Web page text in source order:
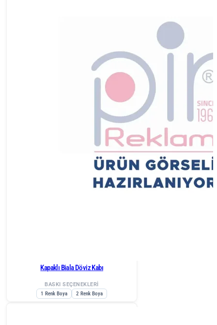
Kapaklı Biala Döviz Kabı
BASKI SEÇENEKLERİ
1 Renk Boya
2 Renk Boya